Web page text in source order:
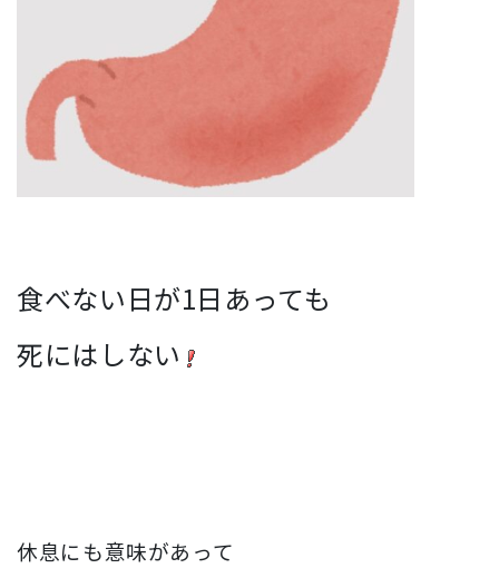
食べない日が1日あっても
死にはしない
休息にも意味があって